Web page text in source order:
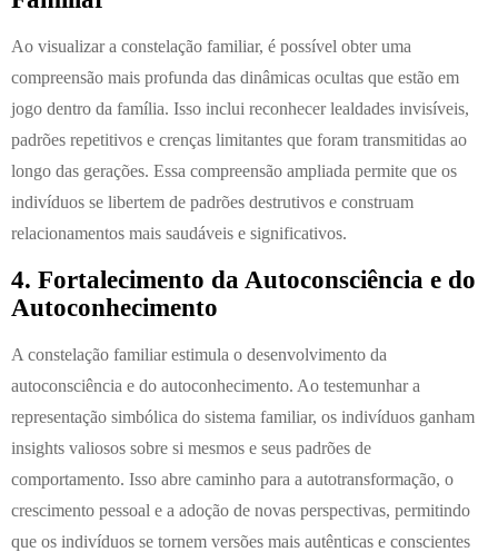
Ao visualizar a constelação familiar, é possível obter uma
compreensão mais profunda das dinâmicas ocultas que estão em
jogo dentro da família. Isso inclui reconhecer lealdades invisíveis,
padrões repetitivos e crenças limitantes que foram transmitidas ao
longo das gerações. Essa compreensão ampliada permite que os
indivíduos se libertem de padrões destrutivos e construam
relacionamentos mais saudáveis e significativos.
4. Fortalecimento da Autoconsciência e do
Autoconhecimento
A constelação familiar estimula o desenvolvimento da
autoconsciência e do autoconhecimento. Ao testemunhar a
representação simbólica do sistema familiar, os indivíduos ganham
insights valiosos sobre si mesmos e seus padrões de
comportamento. Isso abre caminho para a autotransformação, o
crescimento pessoal e a adoção de novas perspectivas, permitindo
que os indivíduos se tornem versões mais autênticas e conscientes